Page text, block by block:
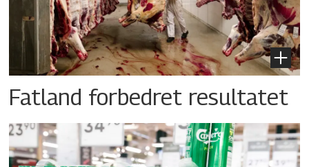
Fatland forbedret resultatet